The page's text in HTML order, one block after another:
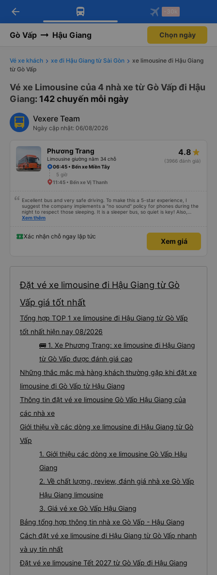
Tải app Vexere ngay!
Nhận ưu đãi thành viên độc
Mở app
Tải app Vexere
-30k/ghế khi đặt vé máy bay qua
Mở app
arrow_back -30k
Gò Vấp Hậu Giang Chọn ngày
Vé xe khách xe đi Hậu Giang từ Sài Gòn
xe limousine đi Hậu Giang
từ Gò Vấp
Vé xe Limousine của 4 nhà xe từ Gò Vấp đi Hậu
Giang: 142 chuyến mỗi ngày
Vexere Team
Ngày cập nhật: 06/08/2026
Phương Trang
Limousine giường nằm 34 chỗ
4.8
(3966 đánh giá)
06:45 • Bến xe Miền Tây
5 giờ
11:45 • Bến xe Vị Thanh
Excellent bus and very safe driving. To make this a 5-star experience, I
suggest the company implements a "no sound" policy for phones during the
night to respect those sleeping. It is a sleeper bus, so quiet is key! Also,
please display the Wi-Fi password clearly inside the cabin for convenience. I
quy định rõ ràng về việc giữ im lặng (tắt âm thanh điện thoại) vào ban đêm
để tránh làm phiền hành khách khác ngủ. Ngoài ra, nhà xe nên dán sẵn mật
khẩu Wi-Fi trong xe để hành khách dễ dàng sử dụng. Tôi vẫn sẽ tiếp tục ủng
Xem thêm
Xác nhận chỗ ngay lập tức
Xem giá
Đặt vé xe limousine đi Hậu Giang từ Gò
Vấp giá tốt nhất
Tổng hợp TOP 1 xe limousine đi Hậu Giang từ Gò Vấp
tốt nhất hiện nay 08/2026
🚌 1. Xe Phương Trang: xe limousine đi Hậu Giang
từ Gò Vấp được đánh giá cao
Những thắc mắc mà hàng khách thường gặp khi đặt xe
limousine đi Gò Vấp từ Hậu Giang
Thông tin đặt vé xe limousine Gò Vấp Hậu Giang của
các nhà xe
Giới thiệu về các dòng xe limousine đi Hậu Giang từ Gò
Vấp
1. Giới thiệu các dòng xe limousine Gò Vấp Hậu
Giang
2. Về chất lượng, review, đánh giá nhà xe Gò Vấp
Hậu Giang limousine
3. Giá vé xe Gò Vấp Hậu Giang
Bảng tổng hợp thông tin nhà xe Gò Vấp - Hậu Giang
Cách đặt vé xe limousine đi Hậu Giang từ Gò Vấp nhanh
và uy tín nhất
Đặt vé xe limousine Tết 2027 từ Gò Vấp đi Hậu Giang